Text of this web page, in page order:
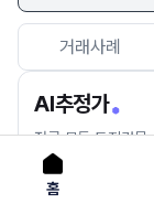
거래사례
AI추정가
전국 모든 토지건물
세요.
홈